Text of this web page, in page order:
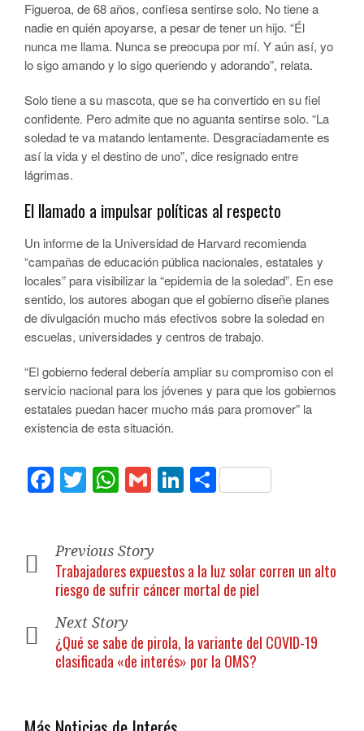
Figueroa, de 68 años, confiesa sentirse solo. No tiene a
nadie en quién apoyarse, a pesar de tener un hijo. “Él
nunca me llama. Nunca se preocupa por mí. Y aún así, yo
lo sigo amando y lo sigo queriendo y adorando”, relata.
Solo tiene a su mascota, que se ha convertido en su fiel
confidente. Pero admite que no aguanta sentirse solo. “La
soledad te va matando lentamente. Desgraciadamente es
así la vida y el destino de uno”, dice resignado entre
lágrimas.
El llamado a impulsar políticas al respecto
Un informe de la Universidad de Harvard recomienda
“campañas de educación pública nacionales, estatales y
locales” para visibilizar la “epidemia de la soledad”. En ese
sentido, los autores abogan que el gobierno diseñe planes
de divulgación mucho más efectivos sobre la soledad en
escuelas, universidades y centros de trabajo.
“El gobierno federal debería ampliar su compromiso con el
servicio nacional para los jóvenes y para que los gobiernos
estatales puedan hacer mucho más para promover” la
existencia de esta situación.
Facebook
TwitterWhatsApp
GmailLinkedIn
Compartir
Previous Story
Trabajadores expuestos a la luz solar corren un alto
riesgo de sufrir cáncer mortal de piel
Next Story
¿Qué se sabe de pirola, la variante del COVID-19
clasificada «de interés» por la OMS?